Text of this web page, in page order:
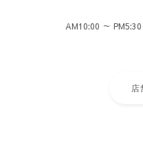
AM10:00 ～ PM5:30
店